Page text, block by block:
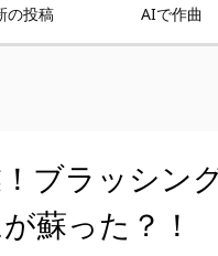
の投稿 AIで作曲
ブラッシン
蘇った？！